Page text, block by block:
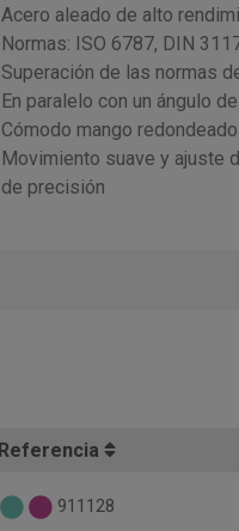
Acero aleado de alto
Normas: ISO 6787, DIN
Superación de las normas
En paralelo con un ángulo
Cómodo mango redondeado
Movimiento suave y ajuste
de precisión
Referencia
911128